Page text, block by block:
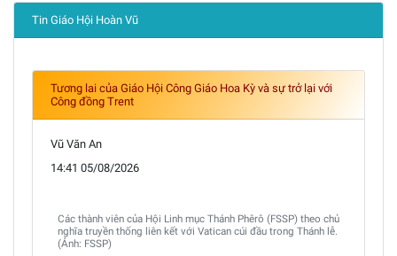
Tin Giáo Hội Hoàn Vũ
Tương lai của Giáo Hội Công Giáo Hoa Kỳ và sự trở lại với
Công đồng Trent
Vũ Văn An
14:41 05/08/2026
Các thành viên của Hội Linh mục Thánh Phêrô (FSSP) theo chủ
nghĩa truyền thống liên kết với Vatican cúi đầu trong Thánh lễ.
(Ảnh: FSSP)